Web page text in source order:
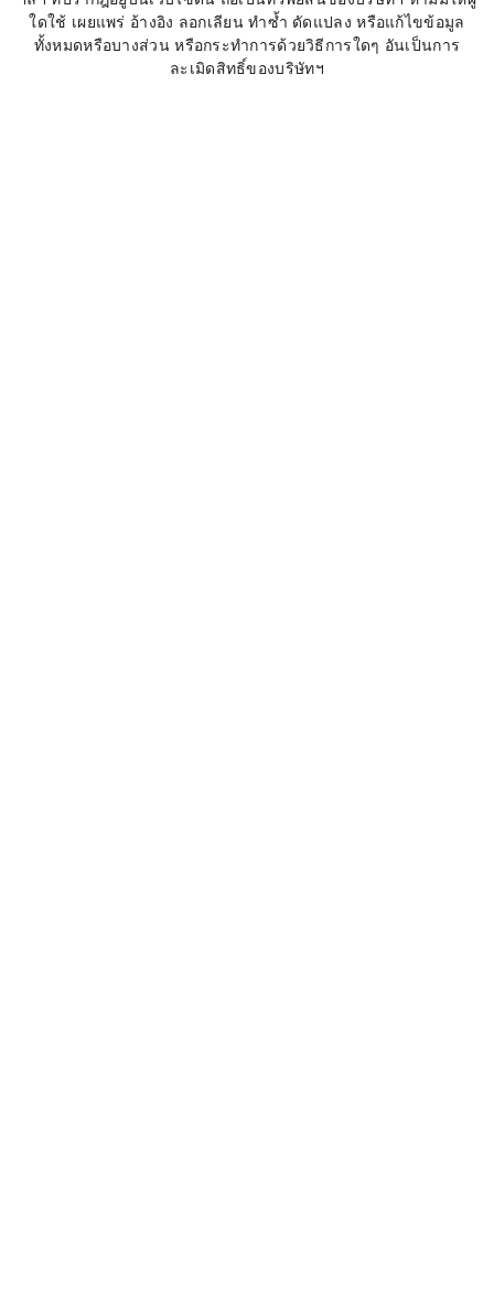
ใดใช้ เผยแพร่ อ้างอิง ลอกเลียน ทำซ้ำ ดัดแปลง หรือแก้ไขข้อมูล
ทั้งหมดหรือบางส่วน หรือกระทำการด้วยวิธีการใดๆ อันเป็นการ
ละเมิดสิทธิ์ของบริษัทฯ